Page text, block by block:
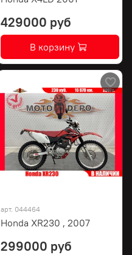
429000 руб
В корзину
арт. 044464
Honda XR230 , 2007
299000 руб